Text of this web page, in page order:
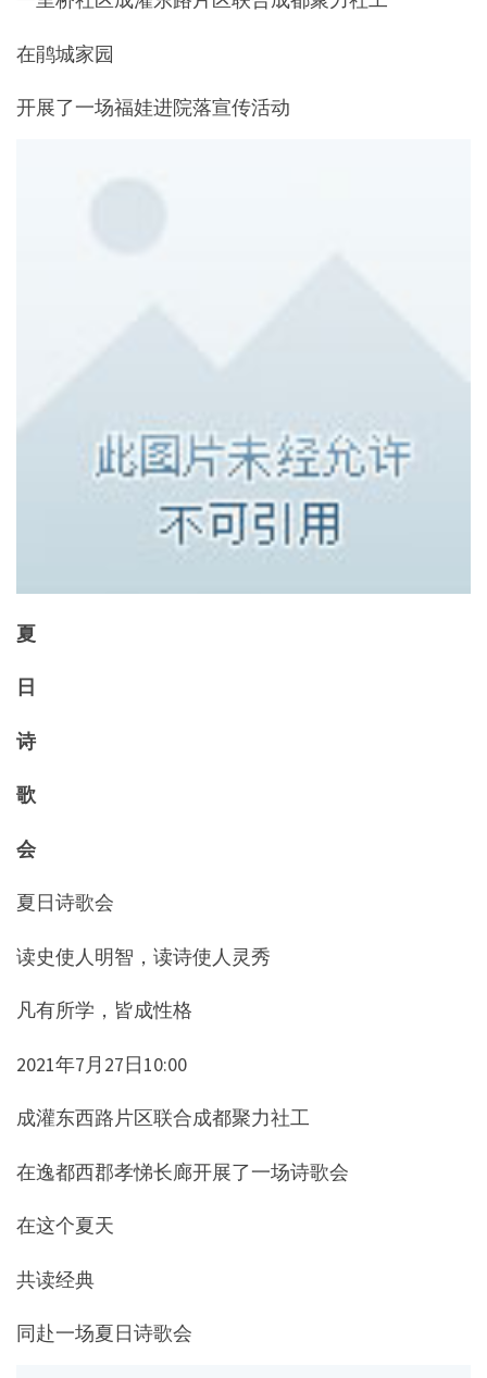
在鹃城家园
开展了一场福娃进院落宣传活动
夏
日
诗
歌
会
夏日诗歌会
读史使人明智，读诗使人灵秀
凡有所学，皆成性格
2021年7月27日10:00
成灌东西路片区联合成都聚力社工
在逸都西郡孝悌长廊开展了一场诗歌会
在这个夏天
共读经典
同赴一场夏日诗歌会